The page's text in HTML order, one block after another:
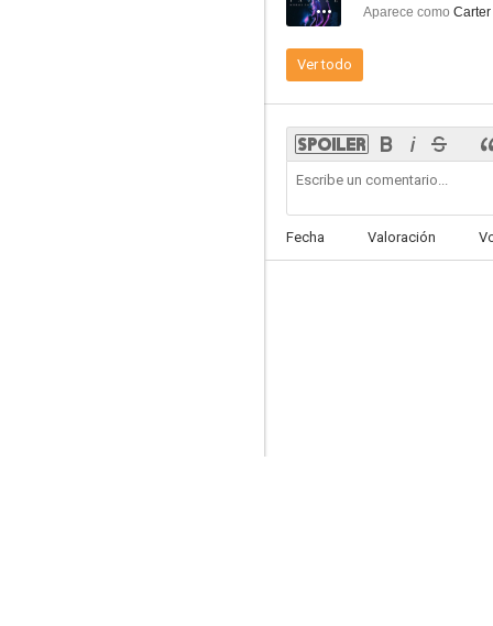
Aparece como
Ver todo
Fecha Valoración